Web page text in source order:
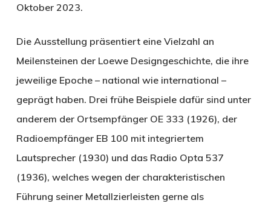
Oktober 2023.
Die Ausstellung präsentiert eine Vielzahl an
Meilensteinen der Loewe Designgeschichte, die ihre
jeweilige Epoche – national wie international –
geprägt haben. Drei frühe Beispiele dafür sind unter
anderem der Ortsempfänger OE 333 (1926), der
Radioempfänger EB 100 mit integriertem
Lautsprecher (1930) und das Radio Opta 537
(1936), welches wegen der charakteristischen
Führung seiner Metallzierleisten gerne als